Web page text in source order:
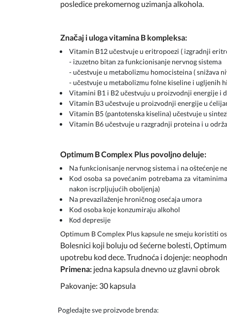
posledice prekomernog uzimanja alkohola.
Značaj i uloga vitamina B kompleksa:
Vitamin B12 učestvuje u eritropoezi ( izgradnji
- izuzetno bitan za funkcionisanje nervnog sistema
- učestvuje u metabolizmu homocisteina ( snižava
- učestvuje u metabolizmu folne kiseline i ugljenih
Vitamini B1 i B2 učestvuju u proizvodnji energije i
Vitamin B3 učestvuje u proizvodnji energije u
Vitamin B5 (pantotenska kiselina) učestvuje u
Vitamin B6 učestvuje u razgradnji proteina i u
Optimum B Complex Plus povoljno deluje:
Na funkcionisanje nervnog sistema i na oštećenje
Kod osoba sa povećanim potrebama za
nakon iscrpljujućih oboljenja)
Na prevazilaženje hroničnog osećaja umora
Kod osoba koje konzumiraju alkohol
Кod depresije
Optimum B Complex Plus kapsule ne smeju koristiti
Bolesnici koji boluju od šećerne bolesti,
upotrebu kod dece. Trudnoća i dojenje:
Primena: jedna kapsula dnevno uz glavni obrok
Pakovanje: 30 kapsula
Pogledajte sve proizvode brenda: